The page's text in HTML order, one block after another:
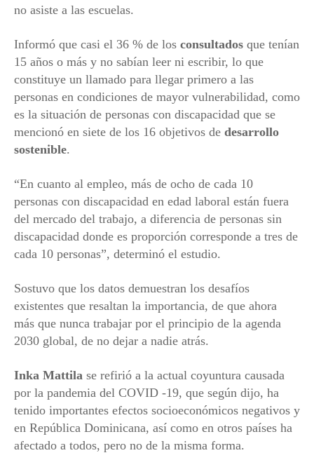
no asiste a las escuelas.
Informó que casi el 36 % de los consultados que tenían
15 años o más y no sabían leer ni escribir, lo que
constituye un llamado para llegar primero a las
personas en condiciones de mayor vulnerabilidad, como
es la situación de personas con discapacidad que se
mencionó en siete de los 16 objetivos de desarrollo
sostenible.
“En cuanto al empleo, más de ocho de cada 10
personas con discapacidad en edad laboral están fuera
del mercado del trabajo, a diferencia de personas sin
discapacidad donde es proporción corresponde a tres de
cada 10 personas”, determinó el estudio.
Sostuvo que los datos demuestran los desafíos
existentes que resaltan la importancia, de que ahora
más que nunca trabajar por el principio de la agenda
2030 global, de no dejar a nadie atrás.
Inka Mattila se refirió a la actual coyuntura causada
por la pandemia del COVID -19, que según dijo, ha
tenido importantes efectos socioeconómicos negativos y
en República Dominicana, así como en otros países ha
afectado a todos, pero no de la misma forma.